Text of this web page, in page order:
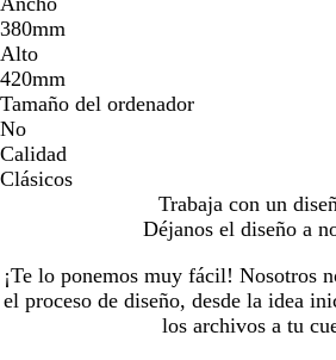
380mm
Alto
420mm
Tamaño del ordenador
No
Calidad
Clásicos
Trabaja con un
Déjanos el diseño a
¡Te lo ponemos muy fácil! Nosotros
el proceso de diseño, desde la idea
los archivos a tu